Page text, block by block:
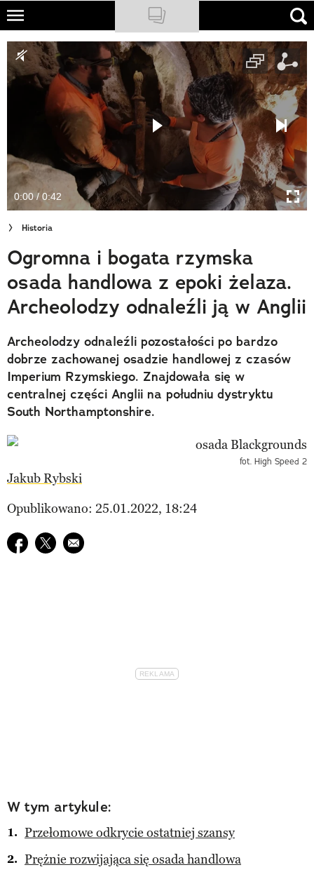
Skip
main
content
NATIONAL GEOGRAPHIC
TRAVELER
PODCASTY
Newsletter
Cuda Polski
Wielki Konkurs Fotograficzny
Trendbook Podróżniczy
Polecane
0:00 / 0:42
Historia
Ogromna i bogata rzymska
osada handlowa z epoki żelaza.
Archeolodzy odnaleźli ją w Anglii
Archeolodzy odnaleźli pozostałości po bardzo
dobrze zachowanej osadzie handlowej z czasów
Imperium Rzymskiego. Znajdowała się w
centralnej części Anglii na południu dystryktu
South Northamptonshire.
fot. High Speed 2
Jakub Rybski
Opublikowano: 25.01.2022, 18:24
Udostępnij na facebook
Udostępnij na twitter
E-mail do przyjaciela
W tym artykule:
Przełomowe odkrycie ostatniej szansy
Prężnie rozwijająca się osada handlowa